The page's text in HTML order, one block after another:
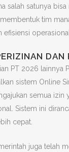
salah satunya
tim
efisiensi
DAN
PT 2026 lainnya
sistem Online
semua izin
Sistem ini
cepat.
juga telah